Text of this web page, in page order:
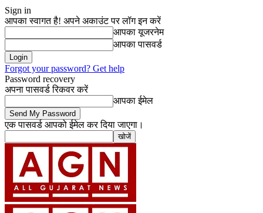
Sign in
आपका स्वागत है! अपने अकाउंट पर लॉग इन करें
आपका यूजरनेम
आपका पासवर्ड
Forgot your password? Get help
Password recovery
अपना पासवर्ड रिकवर करें
आपका ईमेल
एक पासवर्ड आपको ईमेल कर दिया जाएगा।